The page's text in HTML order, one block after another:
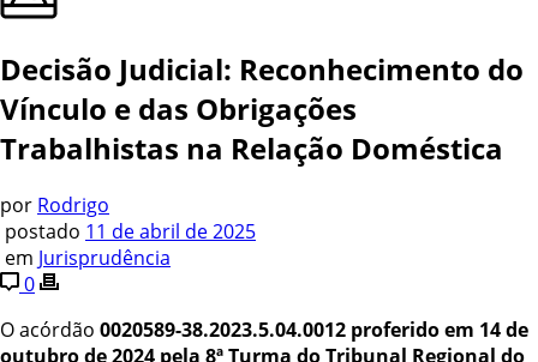
Decisão Judicial: Reconhecimento do
Vínculo e das Obrigações
Trabalhistas na Relação Doméstica
por Rodrigo
postado 11 de abril de 2025
em Jurisprudência
0
O acórdão 0020589-38.2023.5.04.0012 proferido em 14 de
outubro de 2024 pela 8ª Turma do Tribunal Regional do